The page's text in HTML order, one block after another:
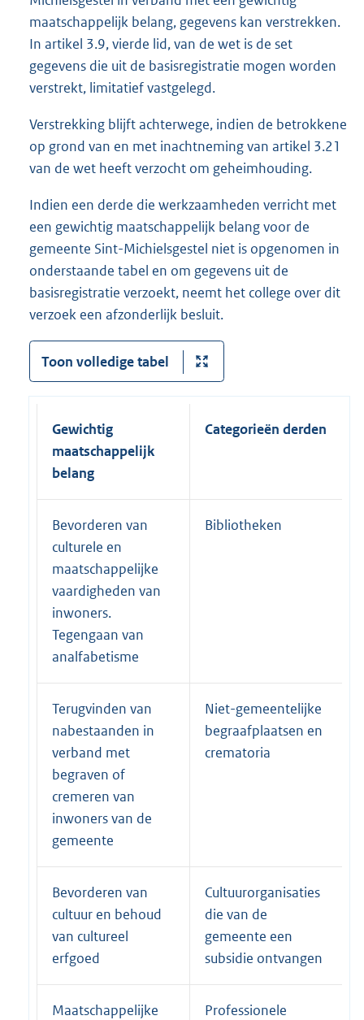
maatschappelijk belang, gegevens kan verstrekken.
In artikel 3.9, vierde lid, van de wet is de set
gegevens die uit de basisregistratie mogen worden
verstrekt, limitatief vastgelegd.
Verstrekking blijft achterwege, indien de betrokkene
op grond van en met inachtneming van artikel 3.21
van de wet heeft verzocht om geheimhouding.
Indien een derde die werkzaamheden verricht met
een gewichtig maatschappelijk belang voor de
gemeente Sint-Michielsgestel niet is opgenomen in
onderstaande tabel en om gegevens uit de
basisregistratie verzoekt, neemt het college over dit
verzoek een afzonderlijk besluit.
Toon volledige tabel
Gewichtig
maatschappelijk
belang
Categorieën derden
Bevorderen van
culturele en
maatschappelijke
vaardigheden van
inwoners.
Tegengaan van
analfabetisme
Bibliotheken
Terugvinden van
nabestaanden in
verband met
begraven of
cremeren van
inwoners van de
gemeente
Niet-gemeentelijke
begraafplaatsen en
crematoria
Bevorderen van
cultuur en behoud
van cultureel
erfgoed
Cultuurorganisaties
die van de
gemeente een
subsidie ontvangen
Maatschappelijke
Professionele